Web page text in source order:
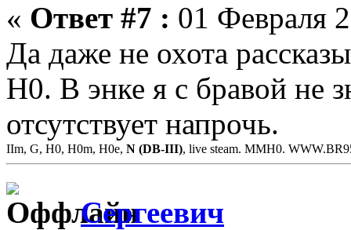
« Ответ #7 : 01 Февраля
Да даже не охота
Н0. В энке я с бравой не
отсутствует напрочь.
IIm, G, H0, H0m, H0e, N (DB-III), live steam. MMH0.
Сергеевич